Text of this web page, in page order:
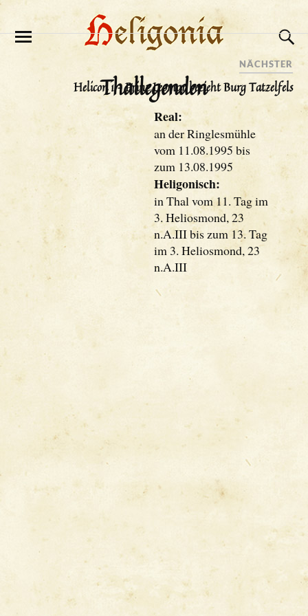
Thallegenden
Real:
an der Ringlesmühle
vom 11.08.1995 bis
zum 13.08.1995
Heligonisch:
in Thal vom 11. Tag im
3. Heliosmond, 23
n.A.III bis zum 13. Tag
im 3. Heliosmond, 23
n.A.III
NÄCHSTER
Helicon 1 – Prinz Leomar bezieht Burg Tatzelfels